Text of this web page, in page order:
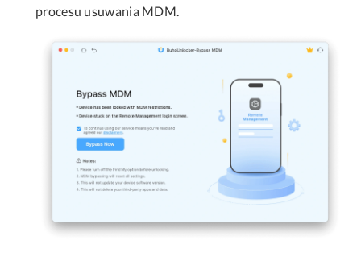
procesu usuwania MDM.